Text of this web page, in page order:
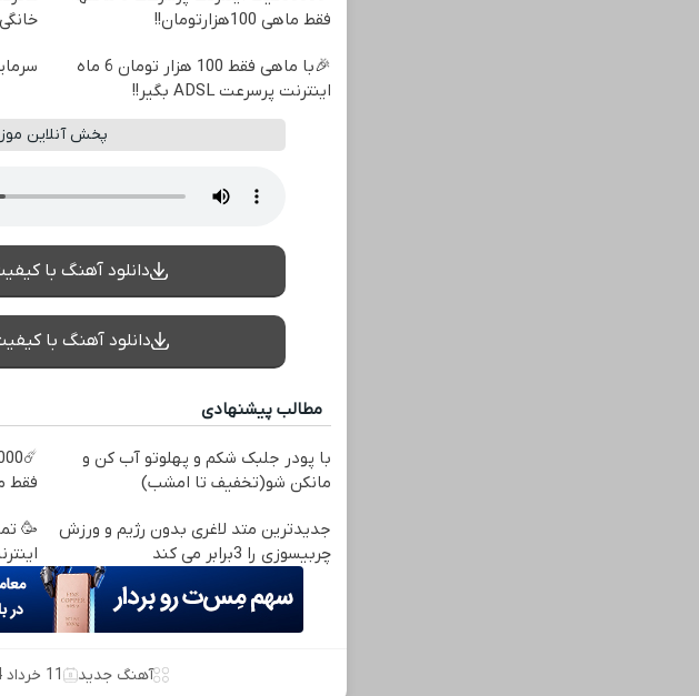
فقط ماهی 100هزارتومان!!
خانگی 180 روزه فقط 600 هزارتومان!!
🎉با ماهی فقط 100 هزار تومان 6 ماه
اینترنت پرسرعت ADSL بگیر!!
پخش آنلاین
دانلود آهنگ با کیفیت
دانلود آهنگ با کیفیت
مطالب پیشنهادی
با پودر جلبک شکم و پهلوتو آب کن و
مانکن شو(تخفیف تا امشب)
فقط ماهی
جدیدترین متد لاغری بدون رژیم و ورزش
چربیسوزی را 3برابر می کند
🥳
آهنگ جدید 11 خرداد 1404